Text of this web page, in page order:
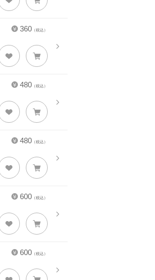
360 （税込）
480 （税込）
480 （税込）
600 （税込）
600 （税込）